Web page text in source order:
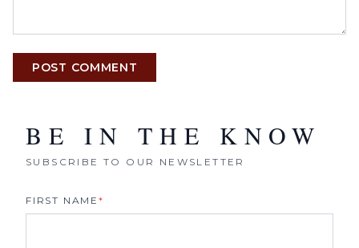
POST COMMENT
BE IN THE KNOW
SUBSCRIBE TO OUR NEWSLETTER
FIRST NAME*